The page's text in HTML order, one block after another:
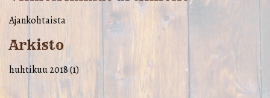
Ajankohtaista
Arkisto
huhtikuu 2018(1)